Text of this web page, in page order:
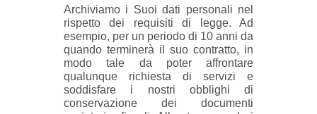
Archiviamo i Suoi dati personali nel
rispetto dei requisiti di legge. Ad
esempio, per un periodo di 10 anni da
quando terminerà il suo contratto, in
modo tale da poter affrontare
qualunque richiesta di servizi e
soddisfare i nostri obblighi di
conservazione dei documenti